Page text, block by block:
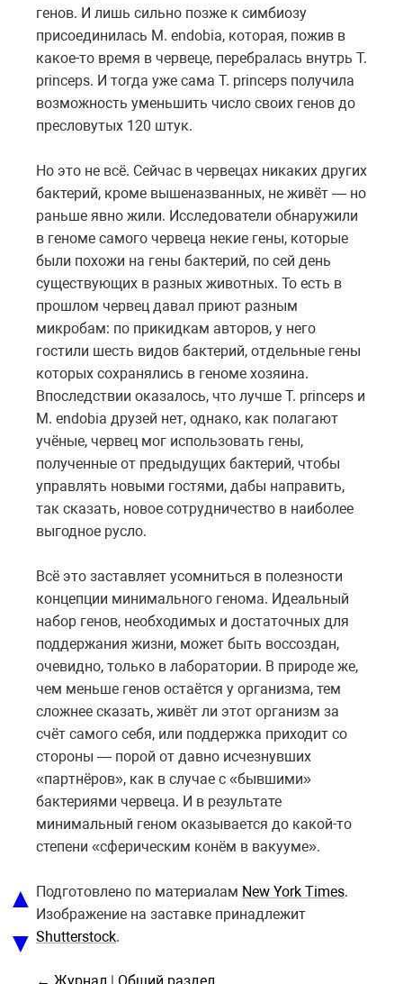
генов. И лишь сильно позже к симбиозу
присоединилась M. endobia, которая, пожив в
какое-то время в червеце, перебралась внутрь T.
princeps. И тогда уже сама T. princeps получила
возможность уменьшить число своих генов до
пресловутых 120 штук.
Но это не всё. Сейчас в червецах никаких других
бактерий, кроме вышеназванных, не живёт — но
раньше явно жили. Исследователи обнаружили
в геноме самого червеца некие гены, которые
были похожи на гены бактерий, по сей день
существующих в разных животных. То есть в
прошлом червец давал приют разным
микробам: по прикидкам авторов, у него
гостили шесть видов бактерий, отдельные гены
которых сохранялись в геноме хозяина.
Впоследствии оказалось, что лучше T. princeps и
M. endobia друзей нет, однако, как полагают
учёные, червец мог использовать гены,
полученные от предыдущих бактерий, чтобы
управлять новыми гостями, дабы направить,
так сказать, новое сотрудничество в наиболее
выгодное русло.
Всё это заставляет усомниться в полезности
концепции минимального генома. Идеальный
набор генов, необходимых и достаточных для
поддержания жизни, может быть воссоздан,
очевидно, только в лаборатории. В природе же,
чем меньше генов остаётся у организма, тем
сложнее сказать, живёт ли этот организм за
счёт самого себя, или поддержка приходит со
стороны — порой от давно исчезнувших
«партнёров», как в случае с «бывшими»
бактериями червеца. И в результате
минимальный геном оказывается до какой-то
степени «сферическим конём в вакууме».
Подготовлено по материалам New York Times.
Изображение на заставке принадлежит
Shutterstock.
← Журнал | Общий раздел
▲
▼